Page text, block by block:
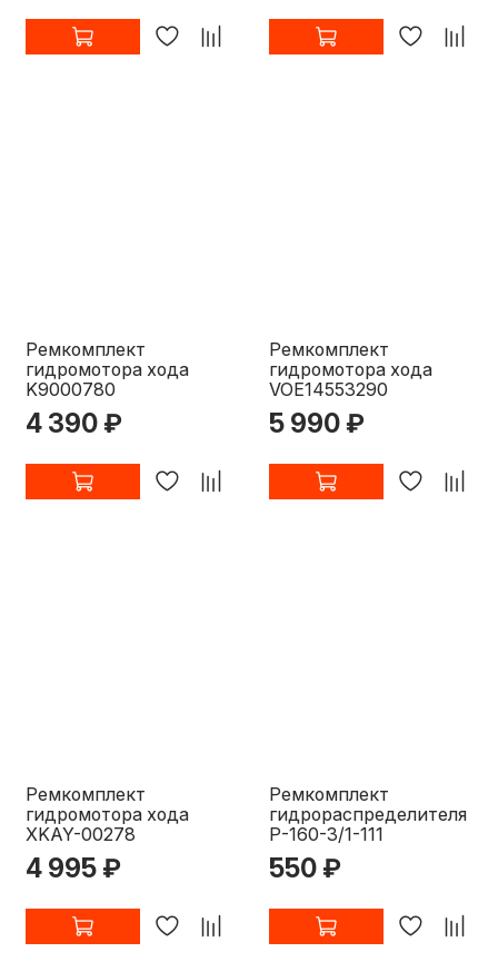
Ремкомплект
гидромотора хода
K9000780
4 390 ₽
Ремкомплект
гидромотора хода
VOE14553290
5 990 ₽
Ремкомплект
гидромотора хода
XKAY-00278
4 995 ₽
Ремкомплект
гидрораспределителя
Р-160-3/1-111
550 ₽